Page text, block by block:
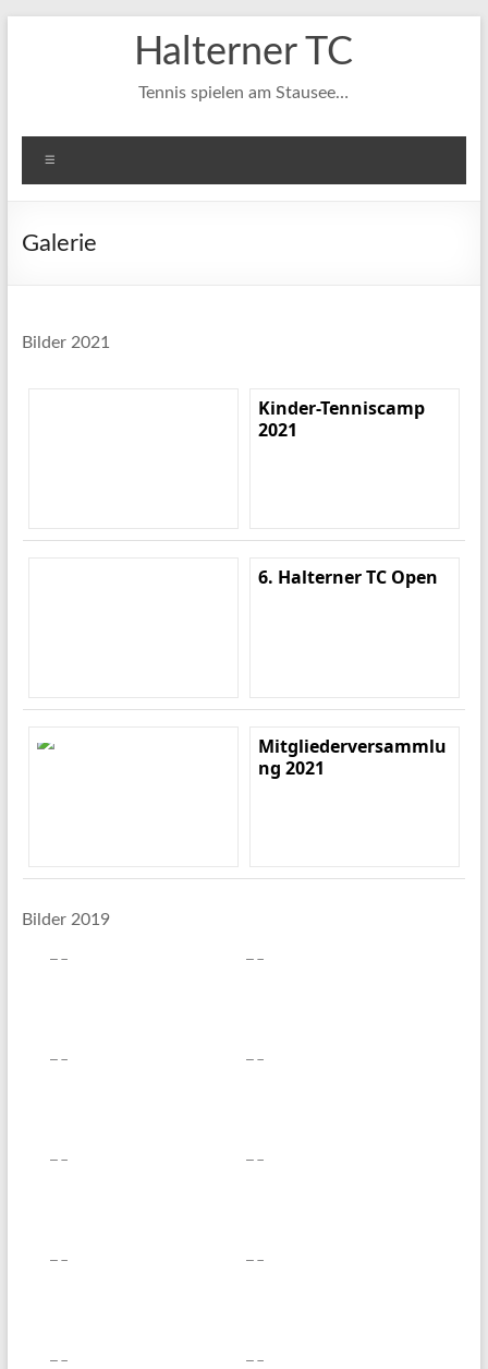
Halterner TC
Tennis spielen am Stausee…
Galerie
Bilder 2021
Kinder-Tenniscamp
2021
6. Halterner TC Open
Mitgliederversammlu
ng 2021
Bilder 2019